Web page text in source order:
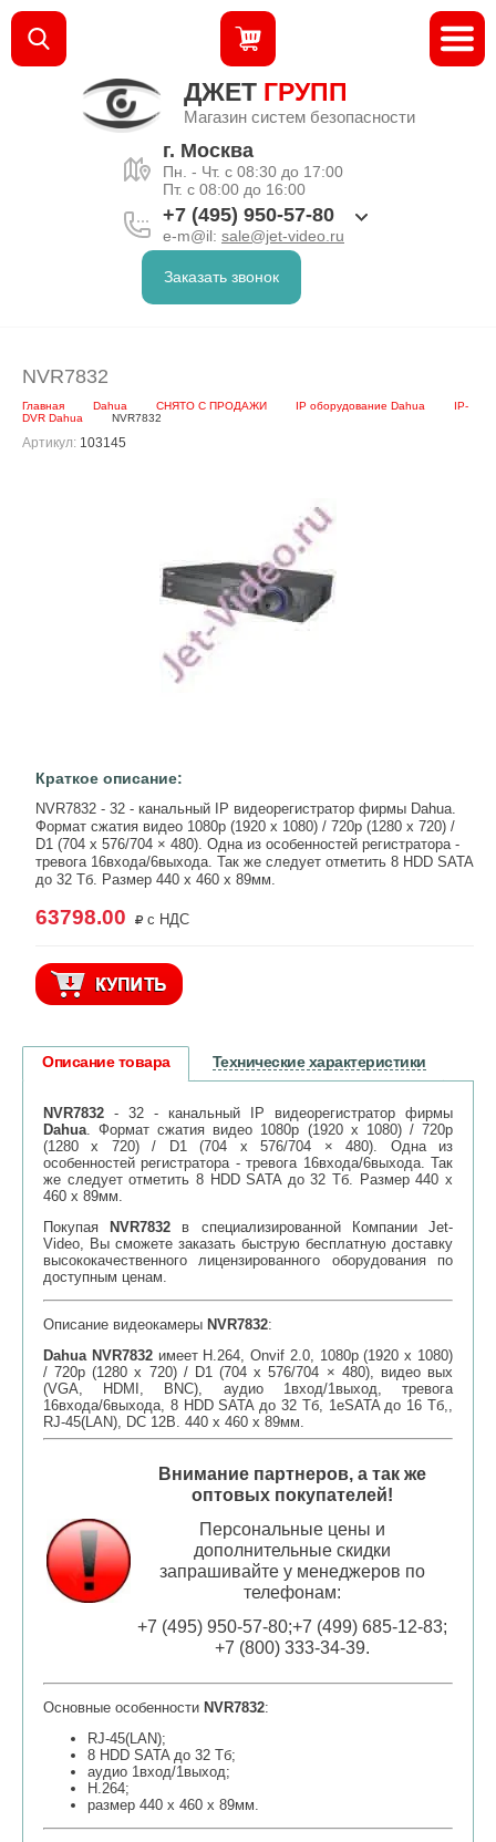
ДЖЕТ ГРУПП
Магазин систем безопасности
г. Москва
Пн. - Чт. с 08:30 до 17:00
Пт. с 08:00 до 16:00
+7 (495) 950-57-80
e-m@il: sale@jet-video.ru
Заказать звонок
NVR7832
Главная Dahua СНЯТО С ПРОДАЖИ IP оборудование Dahua
IP-
DVR Dahua
NVR7832
Артикул: 103145
Краткое описание:
NVR7832 - 32 - канальный IP видеорегистратор фирмы Dahua.
Формат сжатия видео 1080p (1920 х 1080) / 720p (1280 х 720) /
D1 (704 х 576/704 × 480). Одна из особенностей регистратора -
тревога 16входа/6выхода. Так же следует отметить 8 HDD SATA
до 32 Тб. Размер 440 х 460 х 89мм.
63798.00 с НДС
Описание товара Технические характеристики
NVR7832 - 32 - канальный IP видеорегистратор фирмы
Dahua. Формат сжатия видео 1080p (1920 х 1080) / 720p
(1280 х 720) / D1 (704 х 576/704 × 480). Одна из
особенностей регистратора - тревога 16входа/6выхода. Так
же следует отметить 8 HDD SATA до 32 Тб. Размер 440 х
460 х 89мм.
Покупая
NVR7832 в специализированной Компании Jet-
Video, Вы сможете заказать быструю бесплатную доставку
высококачественного лицензированного оборудования по
доступным ценам.
Описание видеокамеры NVR7832:
Dahua NVR7832имеет Н.264, Onvif 2.0, 1080p (1920 х 1080)
/ 720p (1280 х 720) / D1 (704 х 576/704 × 480), видео вых
(VGA, HDMI, BNC), аудио 1вход/1выход, тревога
16входа/6выхода, 8 HDD SATA до 32 Тб, 1eSATA до 16 Тб,,
RJ-45(LAN), DC 12В. 440 х 460 х 89мм.
Внимание партнеров, а так же
оптовых покупателей!
Персональные цены и
дополнительные скидки
запрашивайте у менеджеров по
телефонам:
+7 (495) 950-57-80;+7 (499) 685-12-83;
+7 (800) 333-34-39.
Основные особенности NVR7832:
RJ-45(LAN);
8 HDD SATA до 32 Тб;
аудио 1вход/1выход;
Н.264;
размер 440 х 460 х 89мм.